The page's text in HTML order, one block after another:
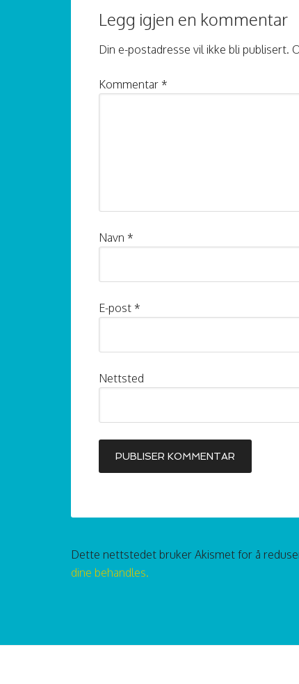
Legg igjen en kommentar
Din e-postadresse vil ikke bli publisert.
Kommentar *
Navn *
E-post *
Nettsted
Dette nettstedet bruker Akismet for å
dine behandles.